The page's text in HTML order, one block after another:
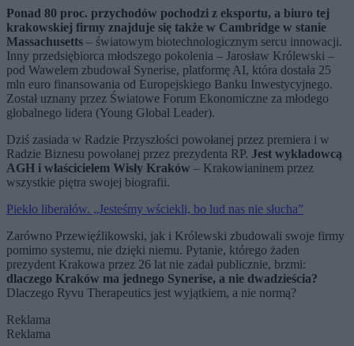
Ponad 80 proc. przychodów pochodzi z eksportu, a biuro tej
krakowskiej firmy znajduje się także w Cambridge w stanie
Massachusetts – światowym biotechnologicznym sercu innowacji.
Inny przedsiębiorca młodszego pokolenia – Jarosław Królewski –
pod Wawelem zbudował Synerise, platformę AI, która dostała 25
mln euro finansowania od Europejskiego Banku Inwestycyjnego.
Został uznany przez Światowe Forum Ekonomiczne za młodego
globalnego lidera (Young Global Leader).
Dziś zasiada w Radzie Przyszłości powołanej przez premiera i w
Radzie Biznesu powołanej przez prezydenta RP. Jest wykładowcą
AGH i właścicielem Wisły Kraków – Krakowianinem przez
wszystkie piętra swojej biografii.
Piekło liberałów. „Jesteśmy wściekli, bo lud nas nie słucha”
Zarówno Przewięźlikowski, jak i Królewski zbudowali swoje firmy
pomimo systemu, nie dzięki niemu. Pytanie, którego żaden
prezydent Krakowa przez 26 lat nie zadał publicznie, brzmi:
dlaczego Kraków ma jednego Synerise, a nie dwadzieścia?
Dlaczego Ryvu Therapeutics jest wyjątkiem, a nie normą?
Reklama
Reklama